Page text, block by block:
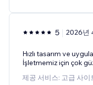
5 2026년
Hızlı tasarım ve
İşletmemiz için çok
제공 서비스: 고급 사이